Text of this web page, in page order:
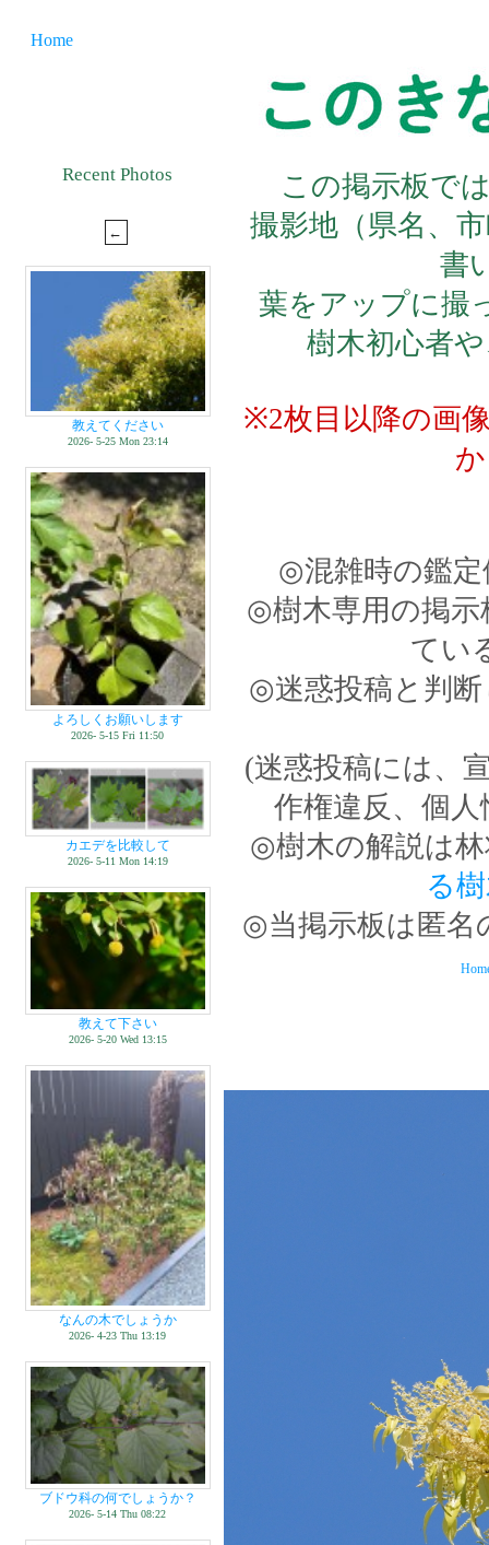
Home
Recent Photos
教えてください
2026- 5-25 Mon 23:14
よろしくお願いします
2026- 5-15 Fri 11:50
カエデを比較して
2026- 5-11 Mon 14:19
教えて下さい
2026- 5-20 Wed 13:15
なんの木でしょうか
2026- 4-23 Thu 13:19
ブドウ科の何でしょうか？
2026- 5-14 Thu 08:22
この掲示板で
撮影地（県名、
書
葉をアップに撮
樹木初心者
※2枚目以降の画
◎混雑時の鑑定
◎樹木専用の掲
てい
◎迷惑投稿と判
(迷惑投稿には、
作権違反、個
◎樹木の解説は
る
◎当掲示板は匿名